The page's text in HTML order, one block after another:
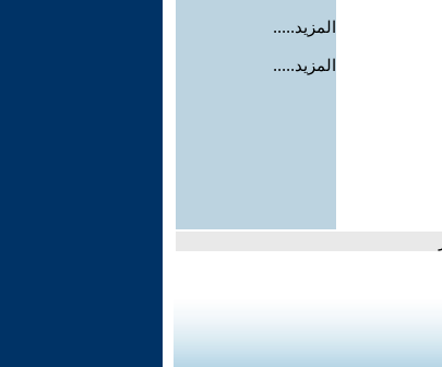
المزيد.....
المزيد.....